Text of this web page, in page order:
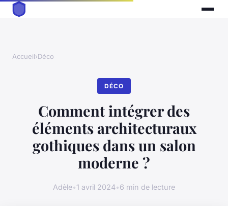
Accueil›Déco
DÉCO
Comment intégrer des
éléments architecturaux
gothiques dans un salon
moderne ?
Adèle•1 avril 2024•6 min de lecture